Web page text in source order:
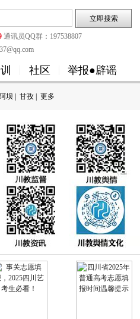
通讯员QQ群：197538807
社区 举报●辟谣
阿坝 甘孜 更多